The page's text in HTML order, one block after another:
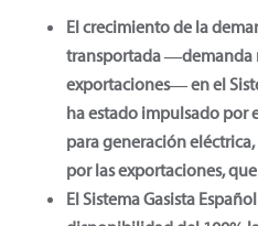
El crecimiento de la
transportada ―demanda
exportaciones― en el
ha estado impulsado por
para generación
por las exportaciones,
El Sistema Gasista